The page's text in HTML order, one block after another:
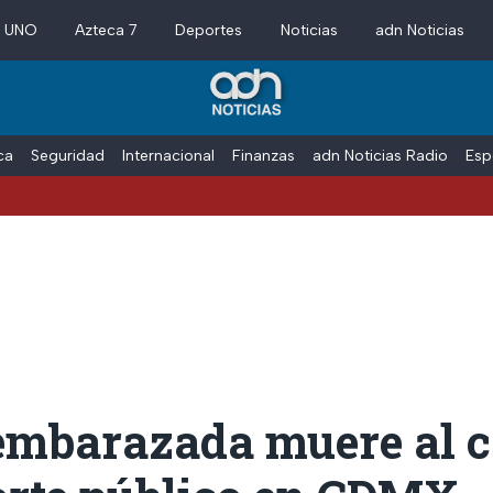
Azteca 7 Deportes Noticias adn Noticias
Seguridad Internacional Finanzas adn Noticias Radio
muere al